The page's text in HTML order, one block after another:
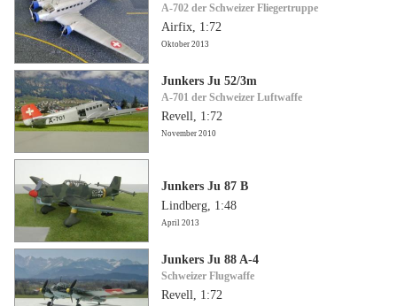
A-702 der Schweizer Fliegertruppe
Airfix, 1:72
Oktober 2013
Junkers Ju 52/3m
A-701 der Schweizer Luftwaffe
Revell, 1:72
November 2010
Junkers Ju 87 B
Lindberg, 1:48
April 2013
Junkers Ju 88 A-4
Schweizer Flugwaffe
Revell, 1:72